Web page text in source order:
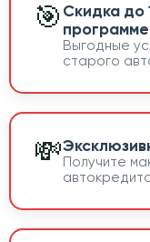
🎯 Скидка до
Выгодные
старого
💸Получите